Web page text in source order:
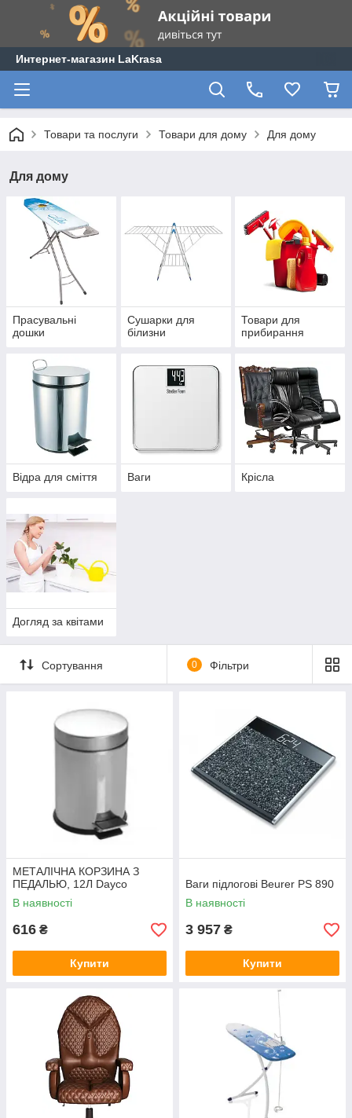
Интернет-магазин LaKrasa
Товари та послуги Товари для дому Для дому
Для дому
Прасувальні
дошки
Сушарки для
білизни
Товари для
прибирання
Відра для сміття Ваги Крісла
Догляд за квітами
Сортування 0 Фільтри
МЕТАЛІЧНА КОРЗИНА З
ПЕДАЛЬЮ, 12Л Dayco
В наявності
616 ₴
Купити
Ваги підлогові Beurer PS 890
В наявності
3 957 ₴
Купити